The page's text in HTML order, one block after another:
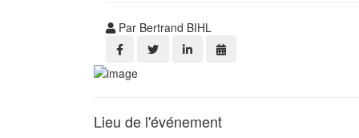
Par Bertrand BIHL
Lieu de l'événement